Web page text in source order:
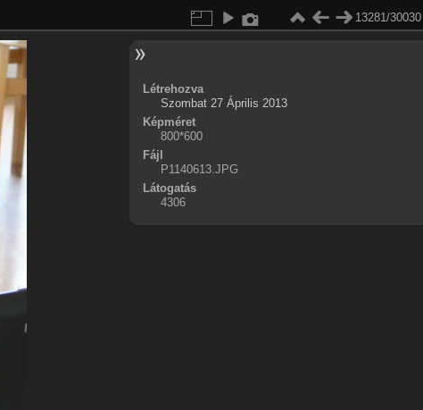
13281/30030
Létrehozva
Szombat 27 Április 2013
Képméret
800*600
Fájl
P1140613.JPG
Látogatás
4306